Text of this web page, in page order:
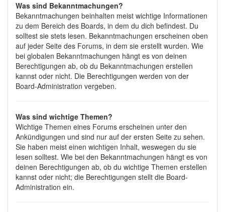
Was sind Bekanntmachungen?
Bekanntmachungen beinhalten meist wichtige Informationen
zu dem Bereich des Boards, in dem du dich befindest. Du
solltest sie stets lesen. Bekanntmachungen erscheinen oben
auf jeder Seite des Forums, in dem sie erstellt wurden. Wie
bei globalen Bekanntmachungen hängt es von deinen
Berechtigungen ab, ob du Bekanntmachungen erstellen
kannst oder nicht. Die Berechtigungen werden von der
Board-Administration vergeben.
Was sind wichtige Themen?
Wichtige Themen eines Forums erscheinen unter den
Ankündigungen und sind nur auf der ersten Seite zu sehen.
Sie haben meist einen wichtigen Inhalt, weswegen du sie
lesen solltest. Wie bei den Bekanntmachungen hängt es von
deinen Berechtigungen ab, ob du wichtige Themen erstellen
kannst oder nicht; die Berechtigungen stellt die Board-
Administration ein.